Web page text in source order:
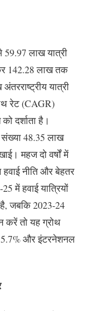
लाख यात्री
142.28 लाख तक
यात्री
रेट (CAGR)
दर्शाता है।
संख्या 48.35 लाख
महज दो वर्षों में
हवाई नीति और बेहतर
में हवाई यात्रियों
जबकि 2023-24
तो यह ग्रोथ
और इंटरनेशनल